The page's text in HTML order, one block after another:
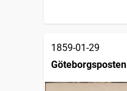
1859-01-29
Göteborgsposten